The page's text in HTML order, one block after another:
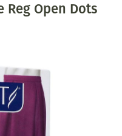
Reg Open Dots